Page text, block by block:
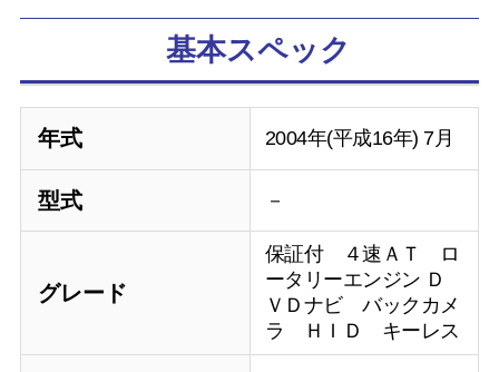
基本スペック
年式 2004年(平成16年) 7月
型式 －
グレード
保証付 ４速ＡＴ ロ
ータリーエンジン Ｄ
ＶＤナビ バックカメ
ラ ＨＩＤ キーレス